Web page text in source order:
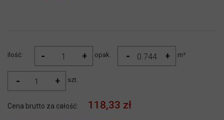
Ilość: - + opak. - + m²
- + szt.
Cena brutto za całość: 118,33 zł